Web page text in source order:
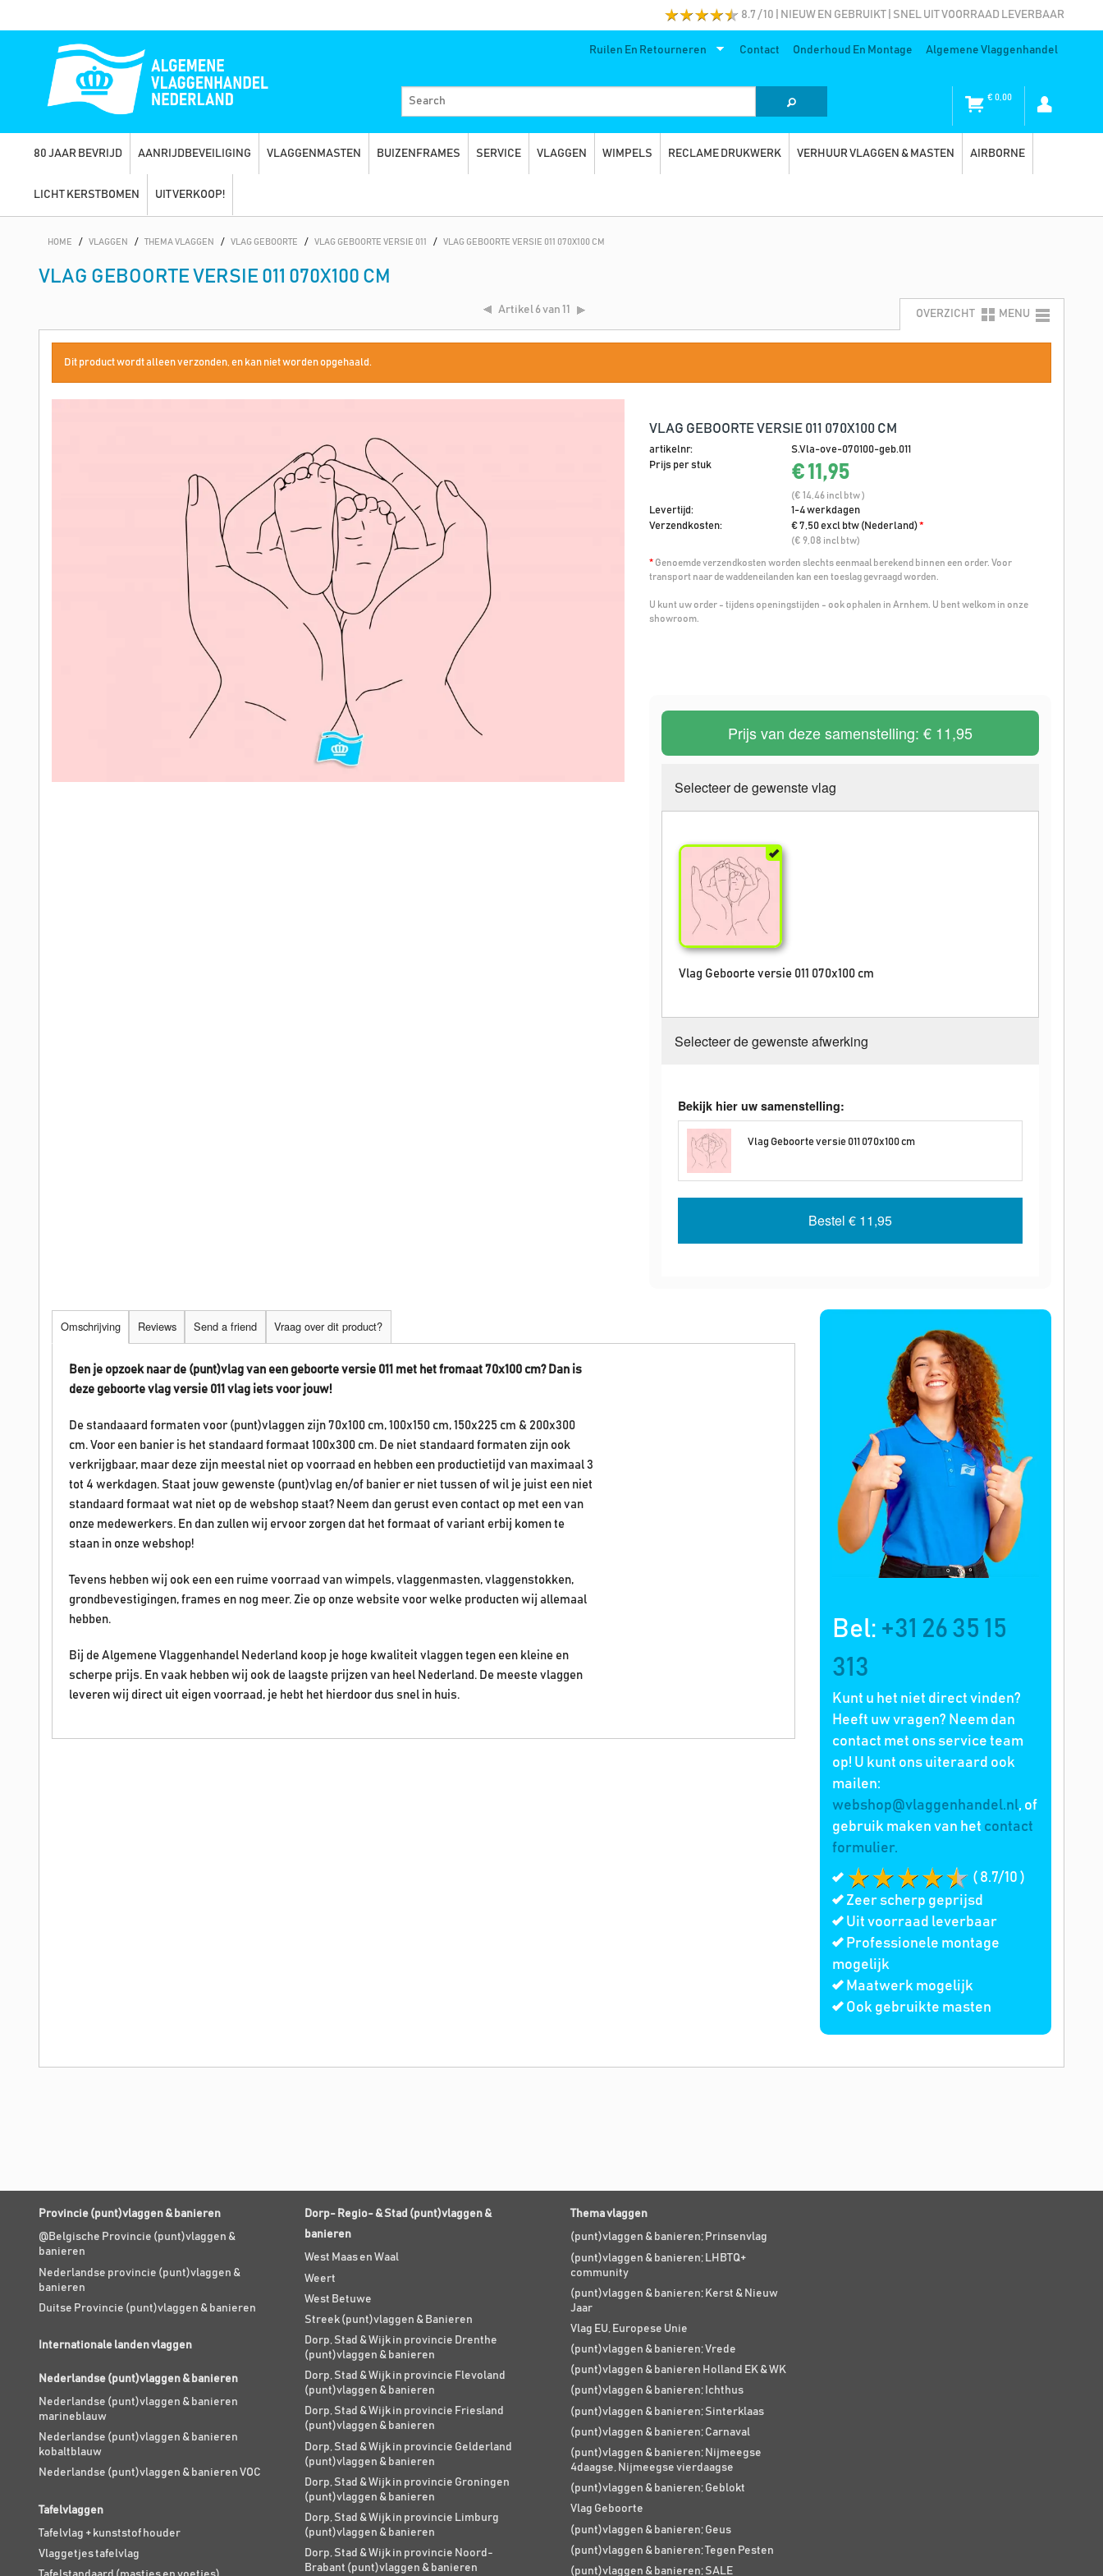
8.7 / 10 | NIEUW EN GEBRUIKT | SNEL UIT VOORRAAD LEVERBAAR
Ruilen En Retourneren Contact Onderhoud En Montage Algemene Vlaggenhandel
€0,00
80 JAAR BEVRIJD AANRIJDBEVEILIGING VLAGGENMASTEN BUIZENFRAMES SERVICE VLAGGEN WIMPELS RECLAME DRUKWERK VERHUUR VLAGGEN & MASTEN AIRBORNE
LICHT KERSTBOMEN UITVERKOOP!
HOME / VLAGGEN / THEMA VLAGGEN / VLAG GEBOORTE / VLAG GEBOORTE VERSIE 011 / VLAG GEBOORTE VERSIE 011 070X100 CM
VLAG GEBOORTE VERSIE 011 070X100 CM
Artikel 6 van 11 OVERZICHT MENU
Dit product wordt alleen verzonden, en kan niet worden opgehaald.
VLAG GEBOORTE VERSIE 011 070X100 CM
artikelnr:
S.Vla-ove-070100-geb.011
Prijs per stuk
€ 11,95
(€ 14,46 incl btw )
Levertijd:
1-4 werkdagen
Verzendkosten:
€ 7,50 excl btw (Nederland)*
(€ 9,08 incl btw)
* Genoemde verzendkosten worden slechts eenmaal berekend binnen een order. Voor
transport naar de waddeneilanden kan een toeslag gevraagd worden.
U kunt uw order - tijdens openingstijden - ook ophalen in Arnhem. U bent welkom in onze
showroom.
Prijs van deze samenstelling: € 11,95
Selecteer de gewenste vlag
Vlag Geboorte versie 011 070x100 cm
Selecteer de gewenste afwerking
Bekijk hier uw samenstelling:
Vlag Geboorte versie 011 070x100 cm
Bestel € 11,95
Bel: +31 26 35 15
313
Kunt u het niet direct vinden?
Heeft uw vragen? Neem dan
contact met ons service team
op! U kunt ons uiteraard ook
mailen:
webshop@vlaggenhandel.nl, of
gebruik maken van het contact
formulier.
( 8.7/10 )
Zeer scherp geprijsd
Uit voorraad leverbaar
Professionele montage
mogelijk
Maatwerk mogelijk
Ook gebruikte masten
Omschrijving Reviews Send a friend Vraag over dit product?
Ben je opzoek naar de (punt)vlag van een geboorte versie 011 met het fromaat 70x100 cm? Dan is
deze geboorte vlag versie 011 vlag iets voor jouw!
De standaaard formaten voor (punt)vlaggen zijn 70x100 cm, 100x150 cm, 150x225 cm & 200x300
cm. Voor een banier is het standaard formaat 100x300 cm. De niet standaard formaten zijn ook
verkrijgbaar, maar deze zijn meestal niet op voorraad en hebben een productietijd van maximaal 3
tot 4 werkdagen. Staat jouw gewenste (punt)vlag en/of banier er niet tussen of wil je juist een niet
standaard formaat wat niet op de webshop staat? Neem dan gerust even contact op met een van
onze medewerkers. En dan zullen wij ervoor zorgen dat het formaat of variant erbij komen te
staan in onze webshop!
Tevens hebben wij ook een een ruime voorraad van wimpels, vlaggenmasten, vlaggenstokken,
grondbevestigingen, frames en nog meer. Zie op onze website voor welke producten wij allemaal
hebben.
Bij de Algemene Vlaggenhandel Nederland koop je hoge kwaliteit vlaggen tegen een kleine en
scherpe prijs. En vaak hebben wij ook de laagste prijzen van heel Nederland. De meeste vlaggen
leveren wij direct uit eigen voorraad, je hebt het hierdoor dus snel in huis.
Provincie (punt)vlaggen & banieren
@Belgische Provincie (punt)vlaggen &
banieren
Nederlandse provincie (punt)vlaggen &
banieren
Duitse Provincie (punt)vlaggen & banieren
Internationale landen vlaggen
Nederlandse (punt)vlaggen & banieren
Nederlandse (punt)vlaggen & banieren
marineblauw
Nederlandse (punt)vlaggen & banieren
kobaltblauw
Nederlandse (punt)vlaggen & banieren VOC
Tafelvlaggen
Tafelvlag + kunststof houder
Vlaggetjes tafelvlag
Dorp- Regio- & Stad (punt)vlaggen &
banieren
West Maas en Waal
Weert
West Betuwe
Streek (punt)vlaggen & Banieren
Dorp, Stad & Wijk in provincie Drenthe
(punt)vlaggen & banieren
Dorp, Stad & Wijk in provincie Flevoland
(punt)vlaggen & banieren
Dorp, Stad & Wijk in provincie Friesland
(punt)vlaggen & banieren
Dorp, Stad & Wijk in provincie Gelderland
(punt)vlaggen & banieren
Dorp, Stad & Wijk in provincie Groningen
(punt)vlaggen & banieren
Dorp, Stad & Wijk in provincie Limburg
(punt)vlaggen & banieren
Dorp, Stad & Wijk in provincie Noord-
Brabant (punt)vlaggen & banieren
Thema vlaggen
(punt)vlaggen & banieren; Prinsenvlag
(punt)vlaggen & banieren; LHBTQ+
community
(punt)vlaggen & banieren; Kerst & Nieuw
Jaar
Vlag EU, Europese Unie
(punt)vlaggen & banieren; Vrede
(punt)vlaggen & banieren Holland EK & WK
(punt)vlaggen & banieren; Ichthus
(punt)vlaggen & banieren; Sinterklaas
(punt)vlaggen & banieren; Carnaval
(punt)vlaggen & banieren; Nijmeegse
4daagse, Nijmeegse vierdaagse
(punt)vlaggen & banieren; Geblokt
Vlag Geboorte
(punt)vlaggen & banieren; Geus
(punt)vlaggen & banieren; Tegen Pesten
(punt)vlaggen & banieren; SALE